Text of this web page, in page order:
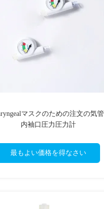
マスクのための注文の気管
内袖口圧力圧力計
最もよい価格を得なさい